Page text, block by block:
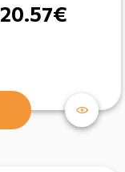
20.57€